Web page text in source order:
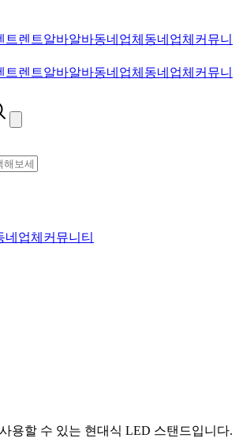
트렌트알바알바동네업체 동네업체 커뮤니
트렌트알바알바동네업체 동네업체 커뮤니
네업체 커뮤니티
용할 수 있는 현대식 LED 스탠드입니다.